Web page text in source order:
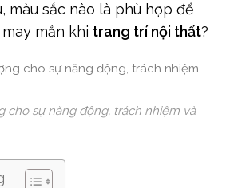
màu sắc nào là phù hợp để
mắn khi trang trí nội thất?
cho sự năng động, trách nhiệm và